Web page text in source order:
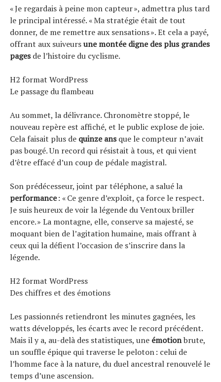
« Je regardais à peine mon capteur », admettra plus tard
le principal intéressé. « Ma stratégie était de tout
donner, de me remettre aux sensations ». Et cela a payé,
offrant aux suiveursune montée digne des plus grandes
pagesde l’histoire du cyclisme.
H2 format WordPress
Le passage du flambeau
Au sommet, la délivrance. Chronomètre stoppé, le
nouveau repère est affiché, et le public explose de joie.
Cela faisait plus de quinze ansque le compteur n’avait
pas bougé. Un record qui résistait à tous, et qui vient
d’être effacé d’un coup de pédale magistral.
Son prédécesseur, joint par téléphone, a salué la
performance: « Ce genre d’exploit, ça force le respect.
Je suis heureux de voir la légende du Ventoux briller
encore. » La montagne, elle, conserve sa majesté, se
moquant bien de l’agitation humaine, mais offrant à
ceux qui la défient l’occasion de s’inscrire dans la
légende.
H2 format WordPress
Des chiffres et des émotions
Les passionnés retiendront les minutes gagnées, les
watts développés, les écarts avec le record précédent.
Mais il y a, au-delà des statistiques, une émotionbrute,
un souffle épique qui traverse le peloton : celui de
l’homme face à la nature, du duel ancestral renouvelé le
temps d’une ascension.